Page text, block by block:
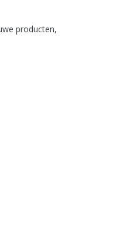
producten,